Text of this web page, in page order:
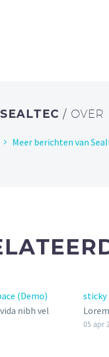
SEALTEC / OVER
Meer berichten van
(Demo)
nibh vel
sticky
velit
05 apr